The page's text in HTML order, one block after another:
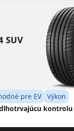
SUV
pre EV
Výkon
kontrolu